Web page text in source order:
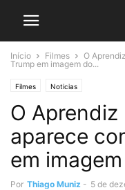
Início Filmes
O
Trump em imagem do...
Filmes Noticias
O
aparece
em
Por Thiago Muniz - 5 de